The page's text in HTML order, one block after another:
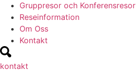
Gruppresor och Konferensresor
Reseinformation
Om Oss
Kontakt
kontakt